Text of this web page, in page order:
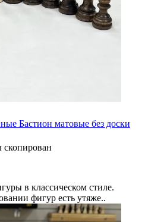
Бастион матовые без доски
скопирован
в классическом стиле.
фигур есть утяже..